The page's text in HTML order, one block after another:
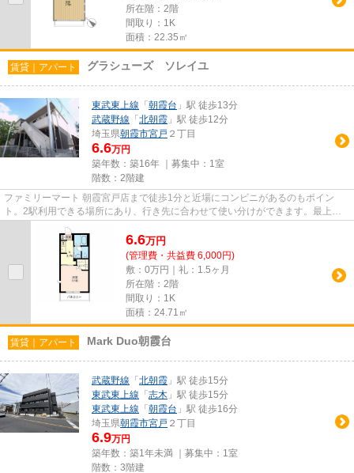
所在階：2階
間取り：1K
面積：22.35㎡
賃貸｜アパート グラシューズ ソレイユ
東武東上線 「 朝霞台 」駅 徒歩13分
武蔵野線 「 北朝霞 」駅 徒歩12分
埼玉県朝霞市宮戸 ２丁目
6.6万円
築年数：築16年 ｜募集中： 1室
階数：2階建
ファミリーマート 朝霞宮戸店まで徒歩1分と近場にコンビニがあるのもポイン
ト。2駅利用できる場所にあり、行き先に合わせて使い分けができます。最上階
の物件です。こちらの物件はアパ...
6.6万円
(管理費・共益費 6,000円)
敷：0万円｜礼：1.5ヶ月
所在階：2階
間取り：1K
面積：24.71㎡
賃貸｜アパート Mark Duo朝霞台
武蔵野線 「 北朝霞 」駅 徒歩15分
東武東上線 「 志木 」駅 徒歩15分
東武東上線 「 朝霞台 」駅 徒歩16分
埼玉県朝霞市宮戸 ２丁目
6.9万円
築年数：築1年未満 ｜募集中： 1室
階数：3階建